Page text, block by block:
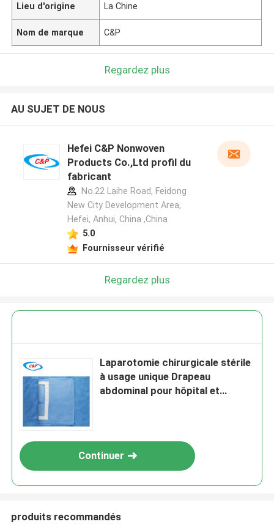
Lieu d'origine La Chine
Nom de marque C&P
Regardez plus
AU SUJET DE NOUS
Hefei C&P Nonwoven
Products Co.,Ltd profil du
fabricant
No.22 Laihe Road, Feidong
New City Development Area,
Hefei, Anhui, China ,China
5.0
Fournisseur vérifié
Regardez plus
Laparotomie chirurgicale stérile
à usage unique Drapeau
abdominal pour hôpital et
Continuer
produits recommandés